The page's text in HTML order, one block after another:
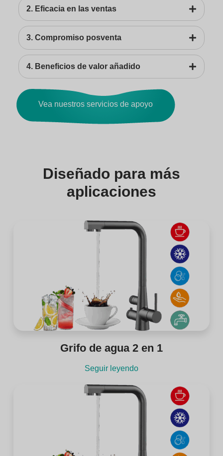
2. Eficacia en las ventas
3. Compromiso posventa
4. Beneficios de valor añadido
Vea nuestros servicios de apoyo
Diseñado para más
aplicaciones
Grifo de agua 2 en 1
Seguir leyendo